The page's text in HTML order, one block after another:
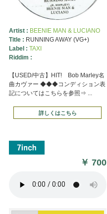
Artist : BEENIE MAN & LUCIANO
Title : RUNNING AWAY (VG+)
Label : TAXI
Riddim :
【USED/中古】HIT! Bob Marley名
曲カヴァー ◆◆◆コンディション表
記についてはこちらを参照⇒ ...
詳しくはこちら
￥700